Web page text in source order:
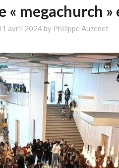
« megachurch
avril 2024by Philippe Auzenet